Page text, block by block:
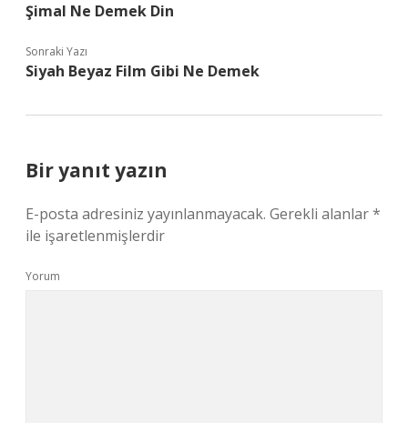
Şimal Ne Demek Din
Sonraki Yazı
Siyah Beyaz Film Gibi Ne Demek
Bir yanıt yazın
E-posta adresiniz yayınlanmayacak. Gerekli alanlar*
ile işaretlenmişlerdir
Yorum